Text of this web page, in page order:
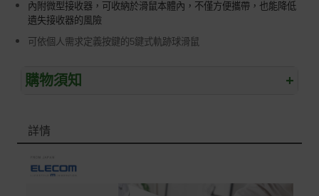
內附微型接收器，可收納於滑鼠本體內，不僅方便攜帶，也能降低
遺失接收器的風險
可依個人需求定義按鍵的 5鍵式軌跡球滑鼠
購物須知 +
本網站消費者享有商品到貨七天鑑賞期之權益(鑑賞期並非
到貨七天內消費者有權申請退貨或換貨；超過七天以上(含
假日)，恕無法辦理。
詳情